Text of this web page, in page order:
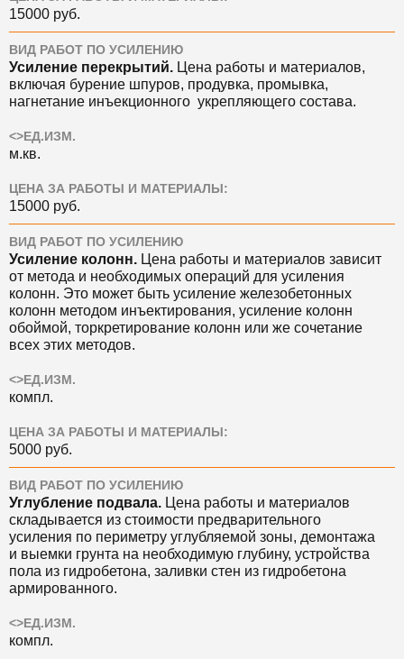
15000 руб.
ВИД РАБОТ ПО УСИЛЕНИЮ
Усиление перекрытий. Цена работы и материалов,
включая бурение шпуров, продувка, промывка,
нагнетание инъекционного укрепляющего состава.
<>ЕД.ИЗМ.
м.кв.
ЦЕНА ЗА РАБОТЫ И МАТЕРИАЛЫ:
15000 руб.
ВИД РАБОТ ПО УСИЛЕНИЮ
Усиление колонн. Цена работы и материалов зависит
от метода и необходимых операций для усиления
колонн. Это может быть усиление железобетонных
колонн методом инъектирования, усиление колонн
обоймой, торкретирование колонн или же сочетание
всех этих методов.
<>ЕД.ИЗМ.
компл.
ЦЕНА ЗА РАБОТЫ И МАТЕРИАЛЫ:
5000 руб.
ВИД РАБОТ ПО УСИЛЕНИЮ
Углубление подвала. Цена работы и материалов
складывается из стоимости предварительного
усиления по периметру углубляемой зоны, демонтажа
и выемки грунта на необходимую глубину, устройства
пола из гидробетона, заливки стен из гидробетона
армированного.
<>ЕД.ИЗМ.
компл.